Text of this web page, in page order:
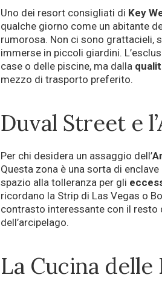
Uno dei resort consigliati di Key
qualche giorno come un abitante
rumorosa. Non ci sono grattacieli,
immerse in piccoli giardini.
case o delle piscine, ma dalla
mezzo di trasporto preferito.
Duval Street e
Per chi desidera un assaggio dell’
Questa zona è una sorta di
spazio alla tolleranza per gli
ricordano la Strip di Las Vegas o
contrasto interessante con il resto
dell’arcipelago.
La Cucina delle